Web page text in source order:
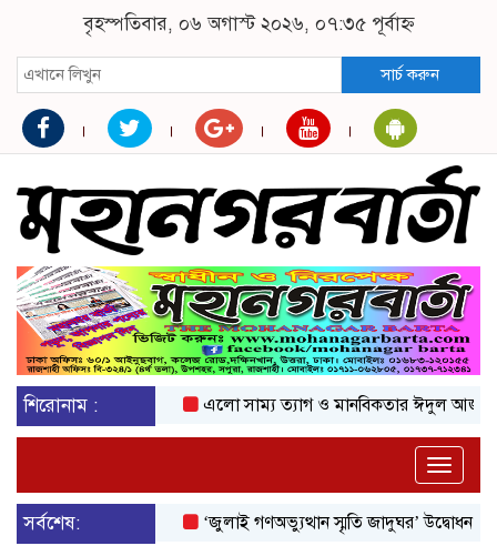
বৃহস্পতিবার, ০৬ অগাস্ট ২০২৬, ০৭:৩৫ পূর্বাহ্ন
সার্চ করুন
শিরোনাম : এলো সাম্য ত্যাগ ও মানবিকতার ঈদুল আজহা
Toggle
সর্বশেষ:
‘জুলাই গণঅভ্যুত্থান স্মৃতি জাদুঘর’ উদ্বোধন করলেন